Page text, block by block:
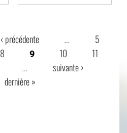
‹ précédente …
5
8 9 10
11
…
suivante ›
dernière »